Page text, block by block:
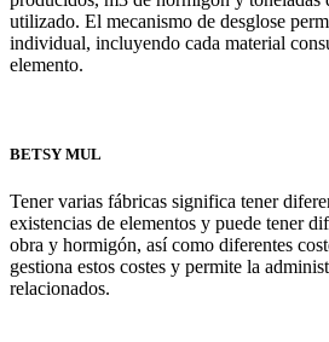
utilizado. El mecanismo de desglose
individual, incluyendo cada material
elemento.
BETSY MUL
Tener varias fábricas significa tener
existencias de elementos y puede tener
obra y hormigón, así como diferentes
gestiona estos costes y permite la
relacionados.